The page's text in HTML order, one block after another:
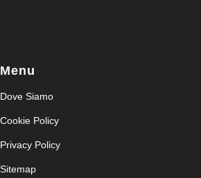
Menu
Dove Siamo
Cookie Policy
Privacy Policy
Sitemap